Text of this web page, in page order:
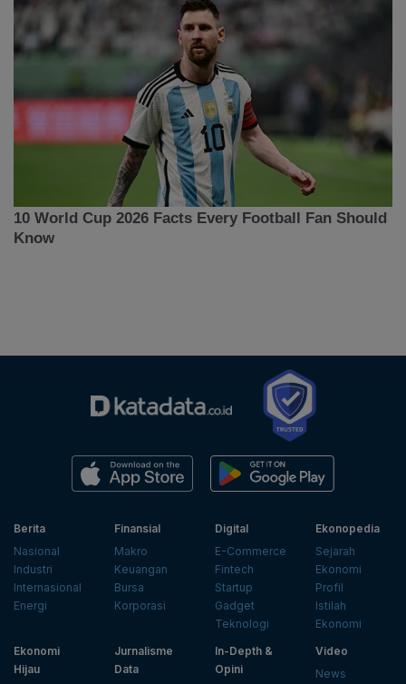
Berita
Nasional
Industri
Internasional
Energi
Finansial
Makro
Keuangan
Bursa
Korporasi
Digital
E-Commerce
Fintech
Startup
Gadget
Teknologi
Ekonopedia
Sejarah
Ekonomi
Profil
Istilah
Ekonomi
Ekonomi
Hijau
Jurnalisme
Data
In-Depth &
Opini
Video
News